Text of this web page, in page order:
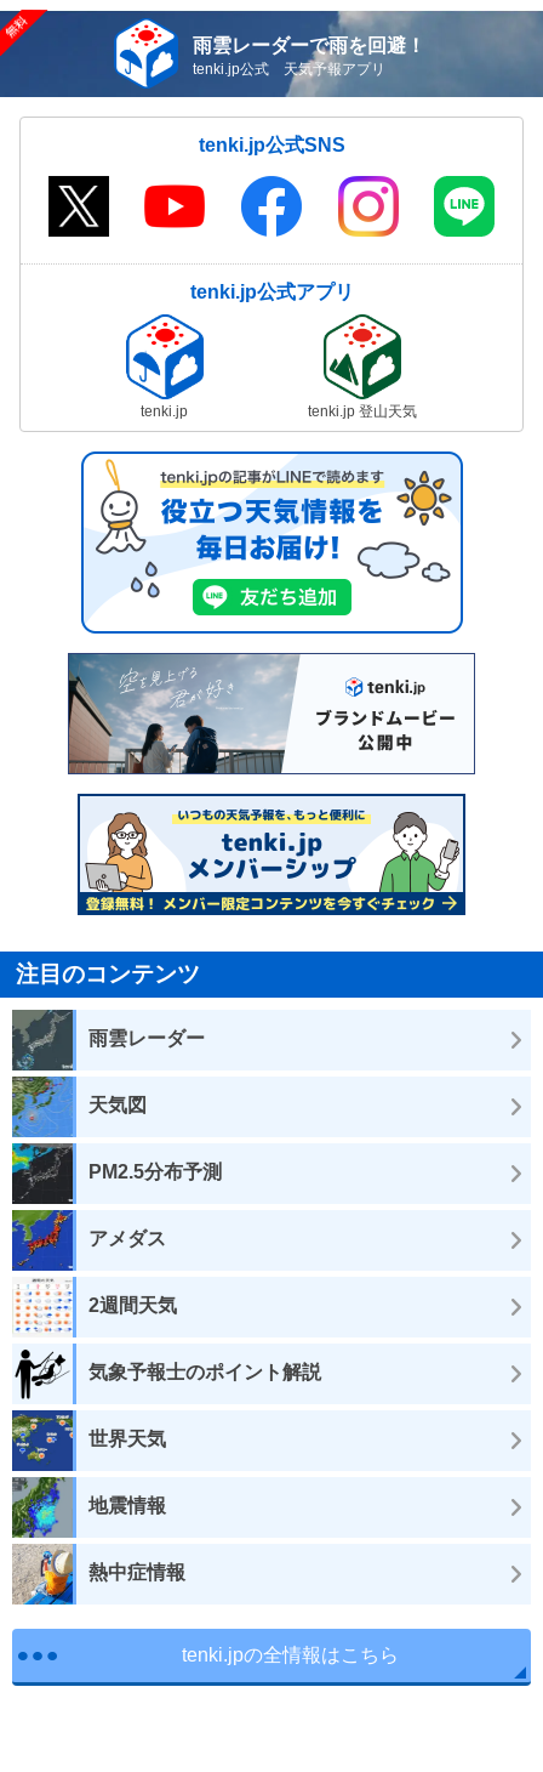
雨雲レーダーで雨を回避！
tenki.jp公式 天気予報アプリ
tenki.jp公式SNS
tenki.jp公式アプリ
tenki.jp tenki.jp 登山天気
注目のコンテンツ
雨雲レーダー
天気図
PM2.5分布予測
アメダス
2週間天気
気象予報士のポイント解説
世界天気
地震情報
熱中症情報
tenki.jpの全情報はこちら